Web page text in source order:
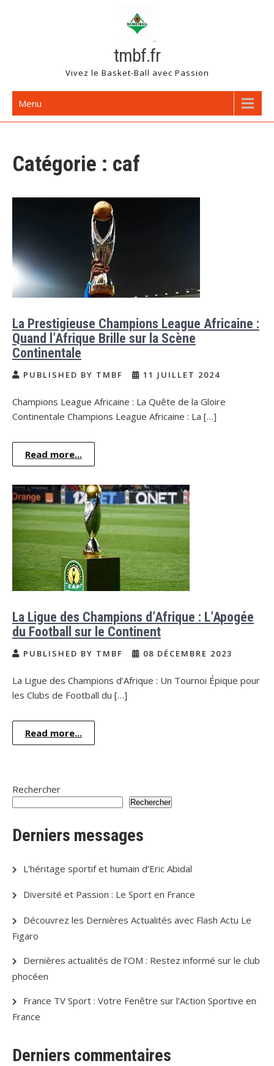
tmbf.fr
Vivez le Basket-Ball avec Passion
Menu
Catégorie : caf
La Prestigieuse Champions League Africaine :
Quand l’Afrique Brille sur la Scène
Continentale
PUBLISHED BY TMBF 11 JUILLET 2024
Champions League Africaine : La Quête de la Gloire
Continentale Champions League Africaine : La […]
Read more...
La Ligue des Champions d’Afrique : L’Apogée
du Football sur le Continent
PUBLISHED BY TMBF 08 DÉCEMBRE 2023
La Ligue des Champions d’Afrique : Un Tournoi Épique pour
les Clubs de Football du […]
Read more...
Rechercher
Rechercher
Derniers messages
L’héritage sportif et humain d’Eric Abidal
Diversité et Passion : Le Sport en France
Découvrez les Dernières Actualités avec Flash Actu Le
Figaro
Dernières actualités de l’OM : Restez informé sur le club
phocéen
France TV Sport : Votre Fenêtre sur l’Action Sportive en
France
Derniers commentaires